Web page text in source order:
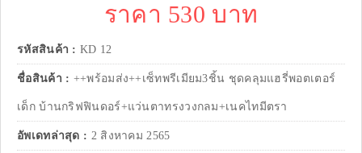
ราคา 530 บาท
รหัสสินค้า : KD 12
ชื่อสินค้า : ++พร้อมส่ง++เซ็ทพรีเมียม3ชิ้น ชุดคลุมแฮรี่พอตเตอร์
เด็ก บ้านกริฟฟินดอร์+แว่นตาทรงวงกลม+เนคไทมีตรา
อัพเดทล่าสุด : 2 สิงหาคม 2565